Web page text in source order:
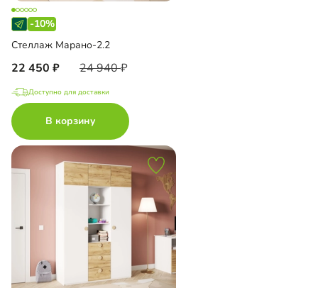
-10%
Стеллаж Марано-2.2
22 450 24 940
Доступно для доставки
В корзину